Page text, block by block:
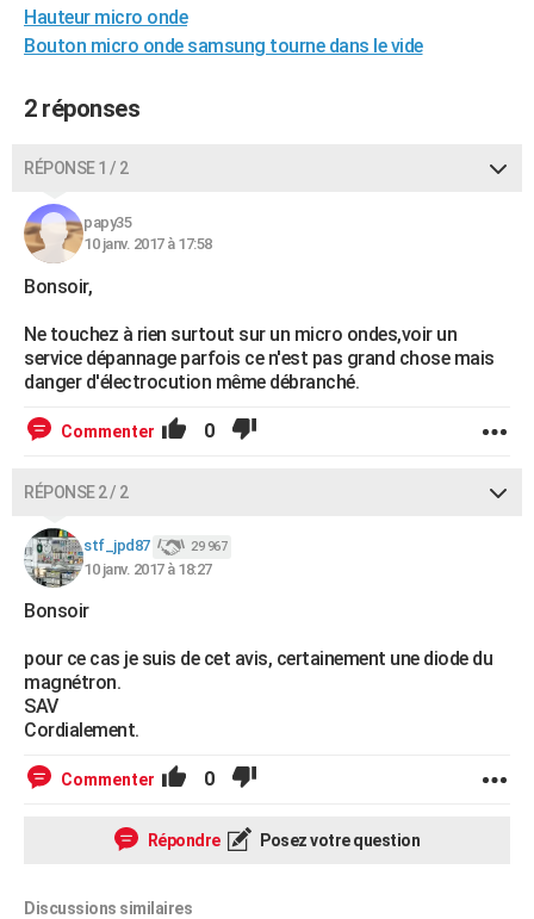
Destinations
City break
Voyage nature
Voyage de noces
Forum
Climat
+PHOTO
BONS PLANS
CARTE DE VOEUX
Carte de Noël
Carte Bonne année
Carte Saint-Valentin
Carte Pâques
Carte d'anniversaire
DICTIONNAIRE
Dictionnaire
Biographies
Citations
Expressions
Proverbes
S'inscrire
Se connecter
Lycées
Collèges
Primaires
Universités
Entreprises
Service militaire
Avis de recherche
AVIS DE DÉCÈS
FORUM
Hauteur micro onde
Bouton micro onde samsung tourne dans le vide
2 réponses
RÉPONSE 1 / 2
papy35
10 janv. 2017 à 17:58
Bonsoir,
Ne touchez à rien surtout sur un micro ondes,voir un
service dépannage parfois ce n'est pas grand chose mais
danger d'électrocution même débranché.
Commenter 0
RÉPONSE 2 / 2
stf_jpd87 29 967
10 janv. 2017 à 18:27
Bonsoir
pour ce cas je suis de cet avis, certainement une diode du
magnétron.
SAV
Cordialement.
Commenter 0
Répondre Posez votre question
Discussions similaires